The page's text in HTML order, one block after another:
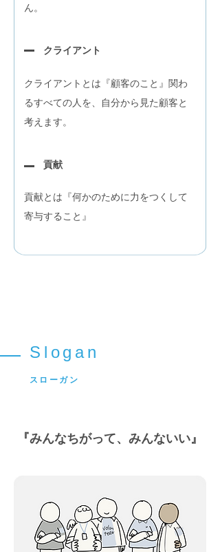
ん。
クライアント
クライアントとは『顧客のこと』関わ
るすべての人を、自分から見た顧客と
考えます。
貢献
貢献とは『何かのために力をつくして
寄与すること』
Slogan
スローガン
『みんなちがって、みんないい』